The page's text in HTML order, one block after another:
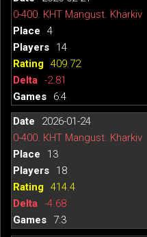
0-400. КНТ Mangust. Kharkiv
4
14
409.72
-2.81
6:4
2026-01-24
0-400. КНТ Mangust. Kharkiv
13
18
414.4
-4.68
7:3